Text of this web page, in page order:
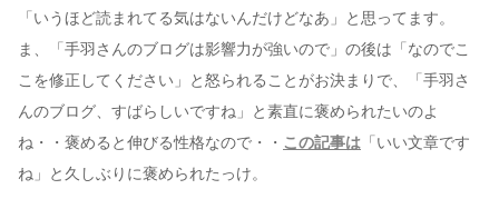
「いうほど読まれてる気はないんだけどなあ」と思ってます。
ま、「手羽さんのブログは影響力が強いので」の後は「なのでこ
こを修正してください」と怒られることがお決まりで、「手羽さ
んのブログ、すばらしいですね」と素直に褒められたいのよ
ね・・褒めると伸びる性格なので・・ この記事は 「いい文章です
ね」と久しぶりに褒められたっけ。